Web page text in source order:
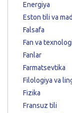
Energiya
Eston tili va
Falsafa
Fan va
Fanlar
Farmatsevtika
Filologiya va
Fizika
Fransuz tili